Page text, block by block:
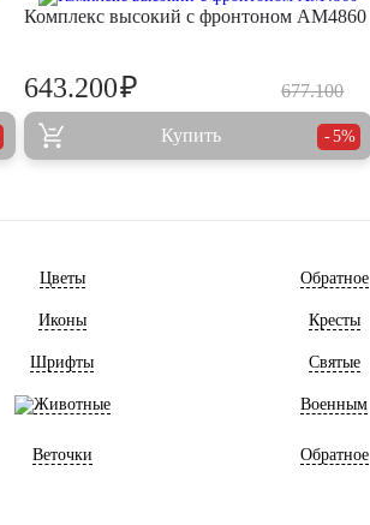
Комплекс высокий с фронтоном AM4860
677.100
643.200₽
Купить 5%
Цветы Обратное
Иконы Кресты
Шрифты Святые
Животные Военным
Веточки Обратное